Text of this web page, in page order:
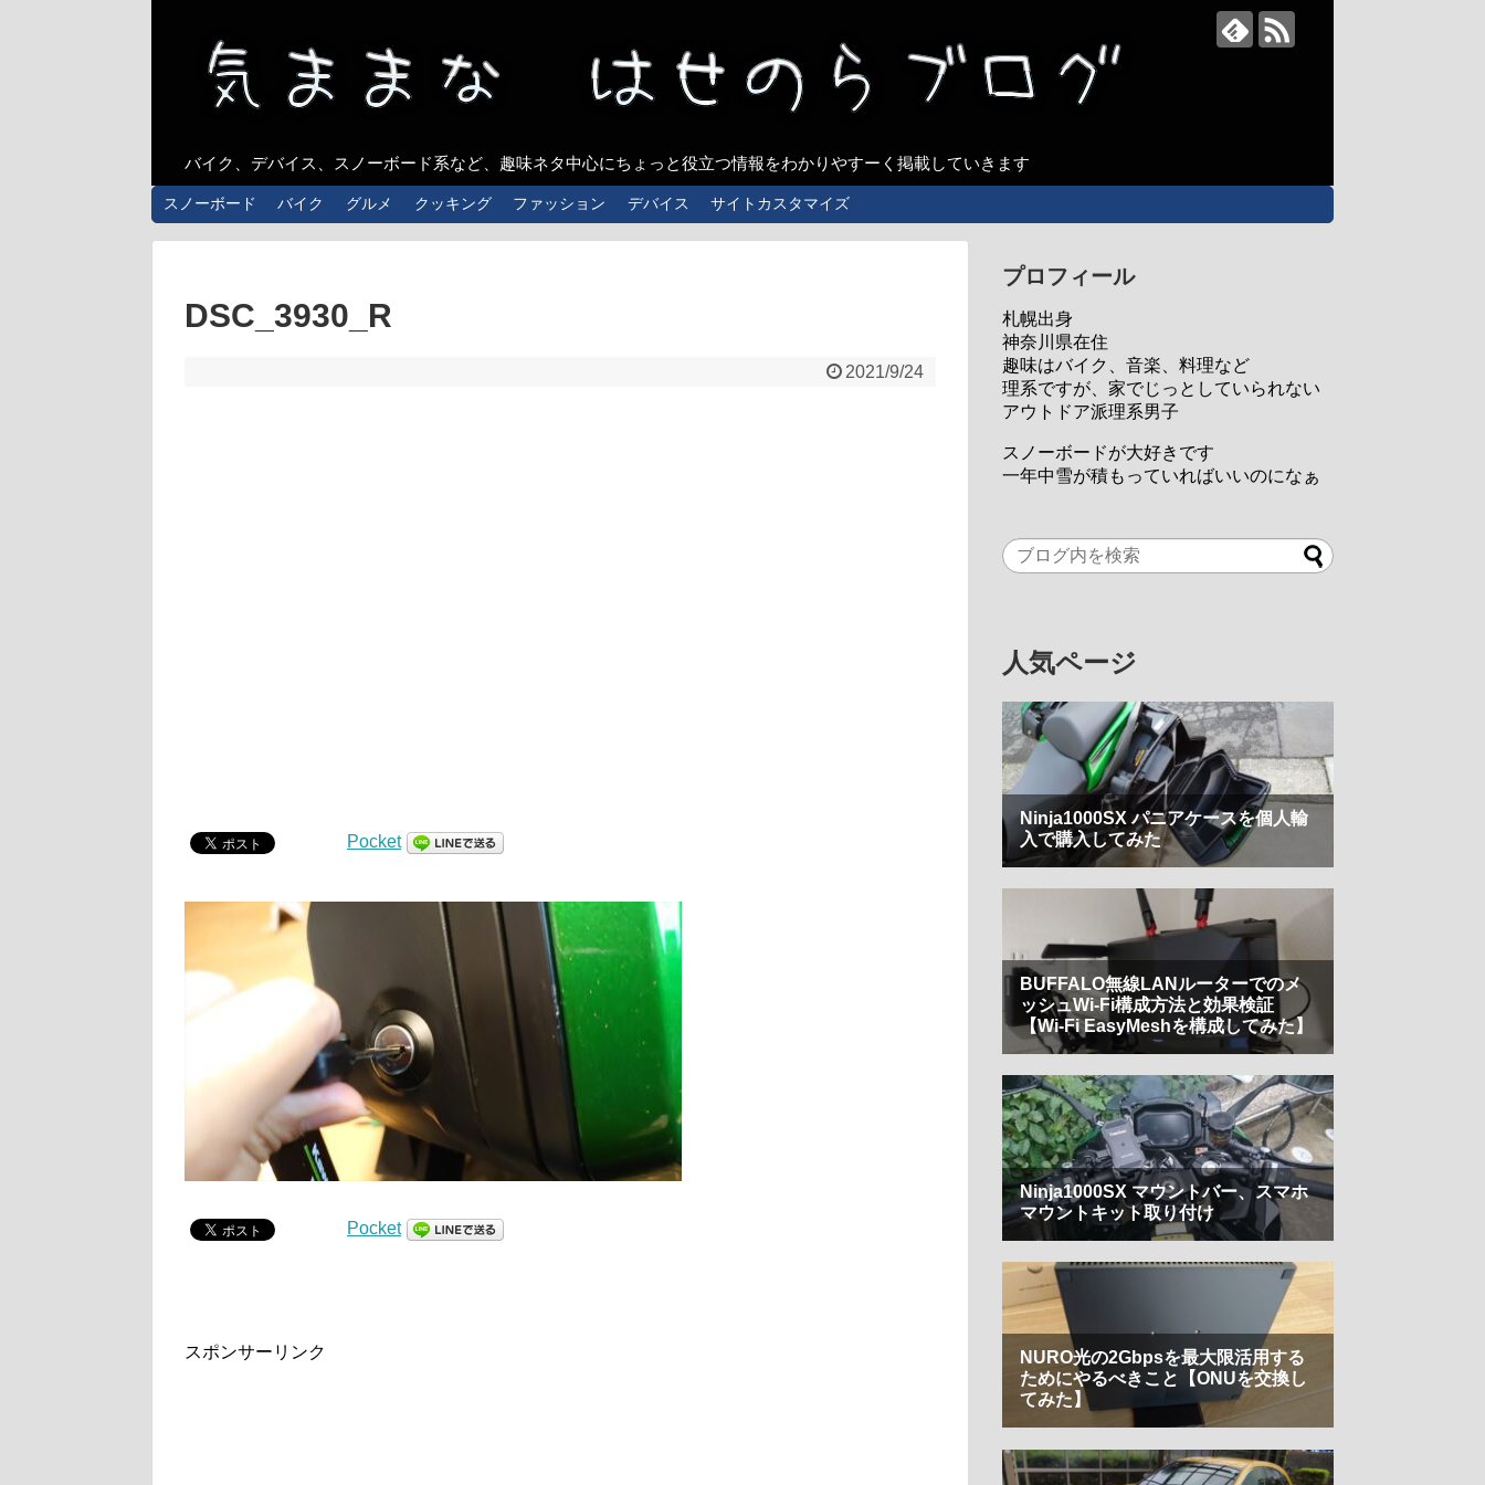
バイク、デバイス、スノーボード系など、趣味ネタ中心にちょっと役立つ情報をわかりやすーく掲載していきます
スノーボード バイク グルメ クッキング ファッション デバイス サイトカスタマイズ
DSC_3930_R
2021/9/24
Pocket
Pocket
スポンサーリンク
プロフィール
札幌出身
神奈川県在住
趣味はバイク、音楽、料理など
理系ですが、家でじっとしていられない
アウトドア派理系男子
スノーボードが大好きです
一年中雪が積もっていればいいのになぁ
人気ページ